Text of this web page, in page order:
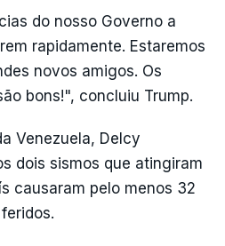
do nosso Governo a
rapidamente. Estaremos
novos amigos. Os
bons!", concluiu Trump.
Venezuela, Delcy
dois sismos que atingiram
causaram pelo menos 32